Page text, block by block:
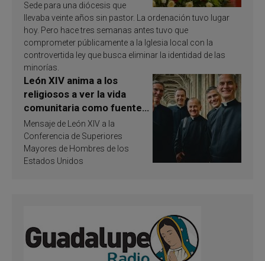
Sede para una diócesis que
llevaba veinte años sin pastor. La ordenación tuvo lugar
hoy. Pero hace tres semanas antes tuvo que
comprometer públicamente a la Iglesia local con la
controvertida ley que busca eliminar la identidad de las
minorías.
León XIV anima a los
religiosos a ver la vida
comunitaria como fuente
de inspiración y
santificación
Mensaje de León XIV a la
Conferencia de Superiores
Mayores de Hombres de los
Estados Unidos